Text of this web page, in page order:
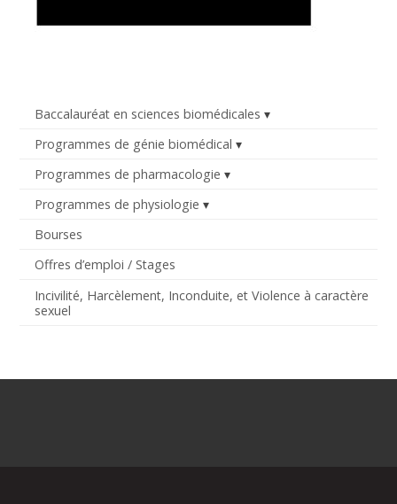
Baccalauréat en sciences biomédicales
Programmes de génie biomédical
Programmes de pharmacologie
Programmes de physiologie
Bourses
Offres d’emploi / Stages
Incivilité, Harcèlement, Inconduite, et Violence à caractère
sexuel